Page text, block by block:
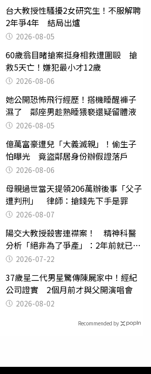
台大教授性騷擾2女研究生！不服解聘
2年爭4年 結局出爐
2026-08-05
60歲翁目睹搶案挺身相救遭圍毆 搶
救5天亡！嫌犯最小才12歲
2026-08-06
她公開恐怖飛行經歷！搭機睡醒褲子
濕了 鄰座男趁熟睡猥褻還疑留體液
2026-08-05
億萬富豪遭兒「大義滅親」！偷生子
怕曝光 竟盜鄰居身份辦假證落戶
2026-08-06
母親過世當天提領206萬辦後事「父子
遭判刑」 律師：搶錢先下手是罪
2026-08-07
陽交大教授殺害連襟案！ 精神科醫
分析「絕非為了爭產」：2年前就已言
行詭異
2026-07-22
37歲星二代男星驚傳陳屍家中！經紀
公司證實 2個月前才與父開演唱會
2026-08-02
Recommended by